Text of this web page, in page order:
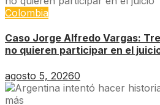
Colombia
Caso Jorge Alfredo Vargas:
no quieren participar en el
agosto 5, 20260